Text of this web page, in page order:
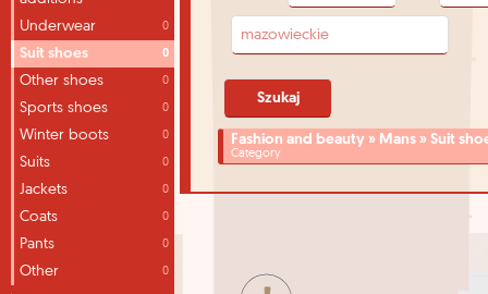
Underwear 0
Suit shoes 0
Other shoes 0
Sports shoes 0
Winter boots 0
Suits 0
Jackets 0
Coats 0
Pants 0
Other 0
Fashion and beauty » Mans » Suit
Category